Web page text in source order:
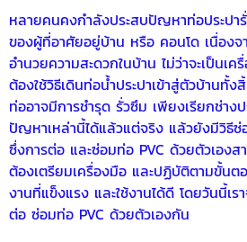
หลายคนคงกำลังประสบปัญหาท่อประป
ของผู้ที่อาศัยอยู่บ้าน หรือ คอนโด เนื่อง
อำนวยความสะดวกในบ้าน ไม่ว่าจะเป็นเ
ต้องใช้วิธีเดินท่อน้ำประปาเข้าสู่ตัวบ้านทั้
ท่ออาจมีการชำรุด รั่วซึม เพียงเรียกช่าง
ปัญหาเหล่านี้ได้แล้วแต่จริง แล้วยังมีวิธีซ่
ซึ่งการต่อ และซ่อมท่อ PVC ด้วยตัวเองส
ต้องเตรียมเครื่องมือ และปฏิบัติตามขั้นต
งานที่แข็งแรง และใช้งานได้ดี โดยวันนี้เร
ต่อ ซ่อมท่อ PVC ด้วยตัวเองกัน